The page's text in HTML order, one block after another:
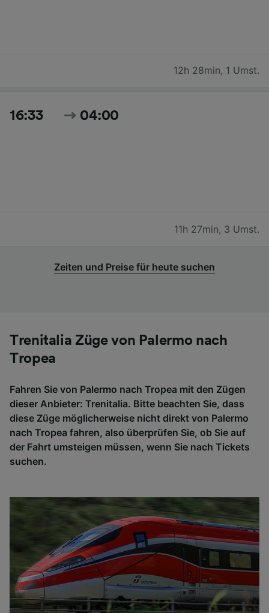
12h 28min, 1 Umst.
16:33 04:00
11h 27min, 3 Umst.
Zeiten und Preise für heute suchen
Trenitalia Züge von Palermo nach
Tropea
Fahren Sie von Palermo nach Tropea mit den Zügen
dieser Anbieter: Trenitalia. Bitte beachten Sie, dass
diese Züge möglicherweise nicht direkt von Palermo
nach Tropea fahren, also überprüfen Sie, ob Sie auf
der Fahrt umsteigen müssen, wenn Sie nach Tickets
suchen.